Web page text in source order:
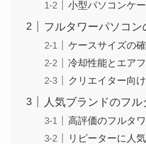
小型パソコンケ
フルタワーパソコン
ケースサイズの
冷却性能とエア
クリエイター向
人気ブランドのフ
高評価のフルタ
リピーターに人